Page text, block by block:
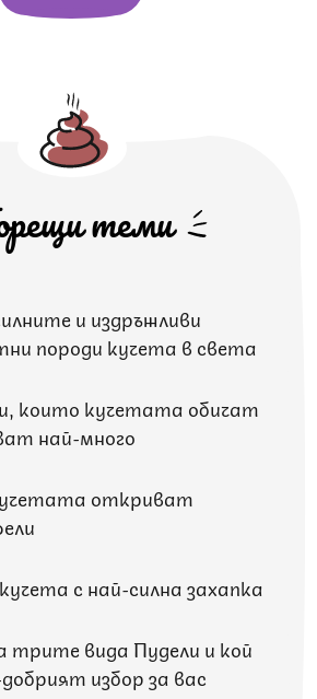
теми
и издръжливи
породи кучета в света
които кучетата обичат
най-много
откриват
с най-силна захапка
трите вида Пудели и кой
избор за вас